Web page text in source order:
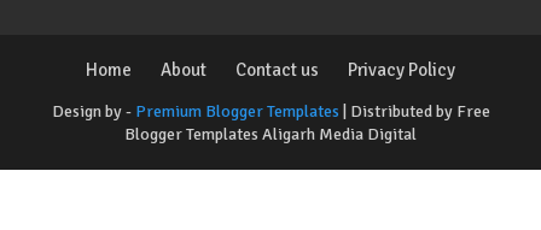
Design by - Premium Blogger Templates | Distributed by Free
Blogger Templates Aligarh Media Digital
Home About Contact us Privacy Policy